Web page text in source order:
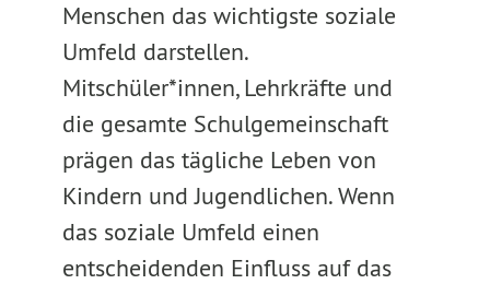
Menschen das wichtigste soziale
Umfeld darstellen.
Mitschüler*innen, Lehrkräfte und
die gesamte Schulgemeinschaft
prägen das tägliche Leben von
Kindern und Jugendlichen. Wenn
das soziale Umfeld einen
entscheidenden Einfluss auf das